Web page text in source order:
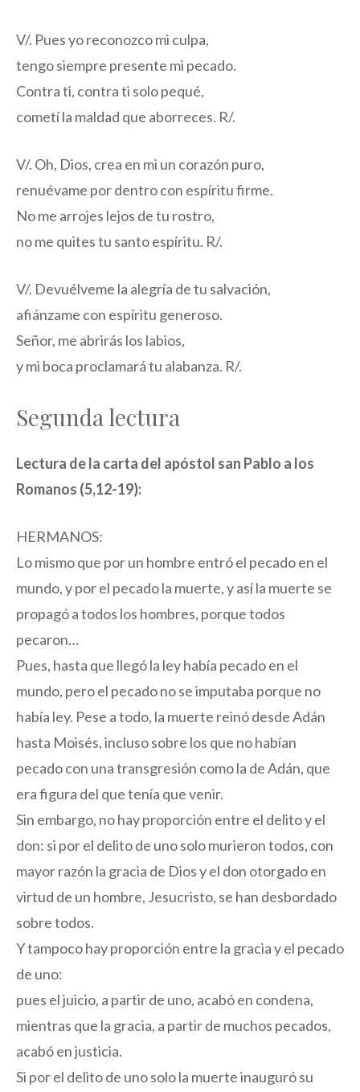
V/. Pues yo reconozco mi culpa,
tengo siempre presente mi pecado.
Contra ti, contra ti solo pequé,
cometí la maldad que aborreces. R/.
V/. Oh, Dios, crea en mi un corazón puro,
renuévame por dentro con espíritu firme.
No me arrojes lejos de tu rostro,
no me quites tu santo espíritu. R/.
V/. Devuélveme la alegría de tu salvación,
afiánzame con espíritu generoso.
Señor, me abrirás los labios,
y mi boca proclamará tu alabanza. R/.
Segunda lectura
Lectura de la carta del apóstol san Pablo a los
Romanos (5,12-19):
HERMANOS:
Lo mismo que por un hombre entró el pecado en el
mundo, y por el pecado la muerte, y así la muerte se
propagó a todos los hombres, porque todos
pecaron…
Pues, hasta que llegó la ley había pecado en el
mundo, pero el pecado no se imputaba porque no
había ley. Pese a todo, la muerte reinó desde Adán
hasta Moisés, incluso sobre los que no habían
pecado con una transgresión como la de Adán, que
era figura del que tenía que venir.
Sin embargo, no hay proporción entre el delito y el
don: si por el delito de uno solo murieron todos, con
mayor razón la gracia de Dios y el don otorgado en
virtud de un hombre, Jesucristo, se han desbordado
sobre todos.
Y tampoco hay proporción entre la gracia y el pecado
de uno:
pues el juicio, a partir de uno, acabó en condena,
mientras que la gracia, a partir de muchos pecados,
acabó en justicia.
Si por el delito de uno solo la muerte inauguró su